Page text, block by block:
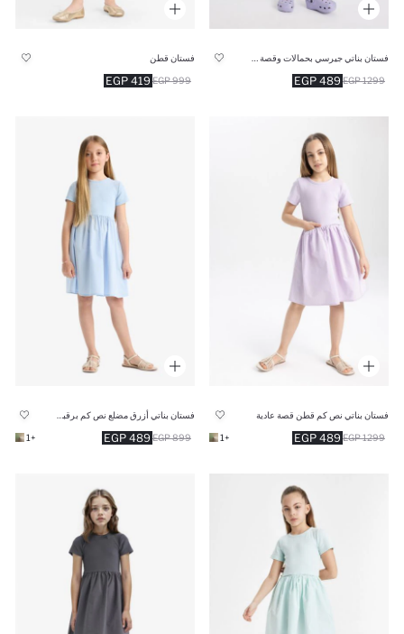
فستان بناتي جيرسي بحمالات وقصة عادية
489 EGP 1299 EGP
فستان قطن
419 EGP 999 EGP
فستان بناتي نص كم قطن قصة عادية
489 EGP 1299 EGP
+1
489 EGP 899 EGP
+1